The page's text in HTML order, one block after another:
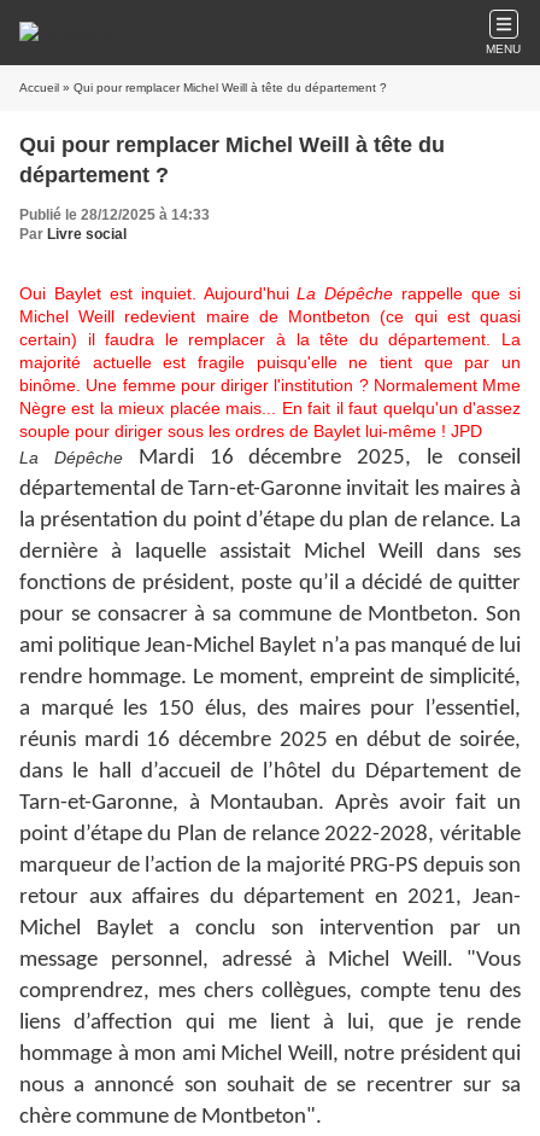
MENU
Accueil » Qui pour remplacer Michel Weill à tête du département ?
Qui pour remplacer Michel Weill à tête du
département ?
Publié le 28/12/2025 à 14:33
Par Livre social
Oui Baylet est inquiet. Aujourd'huiLa Dépêche rappelle que si
Michel Weill redevient maire de Montbeton (ce qui est quasi
certain) il faudra le remplacer à la tête du département. La
majorité actuelle est fragile puisqu'elle ne tient que par un
binôme. Une femme pour diriger l'institution ? Normalement Mme
Nègre est la mieux placée mais... En fait il faut quelqu'un d'assez
souple pour diriger sous les ordres de Baylet lui-même ! JPD
La Dépêche Mardi 16 décembre 2025, le conseil
départemental de Tarn-et-Garonne invitait les maires à
la présentation du point d’étape du plan de relance. La
dernière à laquelle assistait Michel Weill dans ses
fonctions de président, poste qu’il a décidé de quitter
pour se consacrer à sa commune de Montbeton. Son
ami politique Jean-Michel Baylet n’a pas manqué de lui
rendre hommage. Le moment, empreint de simplicité,
a marqué les 150 élus, des maires pour l’essentiel,
réunis mardi 16 décembre 2025 en début de soirée,
dans le hall d’accueil de l’hôtel du Département de
Tarn-et-Garonne, à Montauban. Après avoir fait un
point d’étape du Plan de relance 2022-2028, véritable
marqueur de l’action de la majorité PRG-PS depuis son
retour aux affaires du département en 2021, Jean-
Michel Baylet a conclu son intervention par un
message personnel, adressé à Michel Weill. "Vous
comprendrez, mes chers collègues, compte tenu des
liens d’affection qui me lient à lui, que je rende
hommage à mon ami Michel Weill, notre président qui
nous a annoncé son souhait de se recentrer sur sa
chère commune de Montbeton".